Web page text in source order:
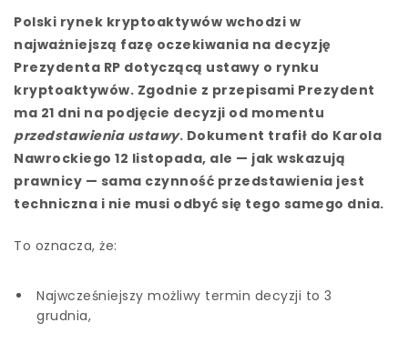
Polski rynek kryptoakty­wów wchodzi w
najważniejszą fazę oczekiwania na decyzję
Prezydenta RP dotyczącą ustawy o rynku
kryptoaktywów. Zgodnie z przepisami Prezydent
ma 21 dni na podjęcie decyzji od momentu
przedstawienia ustawy. Dokument trafił do Karola
Nawrockiego 12 listopada, ale — jak wskazują
prawnicy — sama czynność przedstawienia jest
techniczna i nie musi odbyć się tego samego dnia.
To oznacza, że:
Najwcześniejszy możliwy termin decyzji to 3
grudnia,